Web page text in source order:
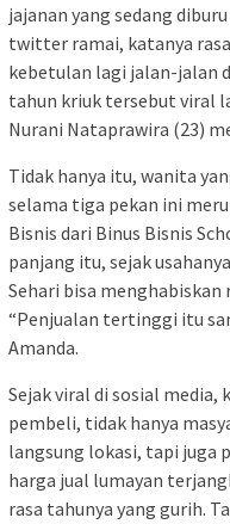
jajanan yang sedang
twitter ramai, katanya
kebetulan lagi jalan-jalan
tahun kriuk tersebut viral
Nurani Nataprawira (23)
Tidak hanya itu, wanita
selama tiga pekan ini
Bisnis dari Binus Bisnis
panjang itu, sejak
Sehari bisa
“Penjualan tertinggi itu
Amanda.
Sejak viral di sosial media,
pembeli, tidak hanya
langsung lokasi, tapi juga
harga jual lumayan
rasa tahunya yang gurih.